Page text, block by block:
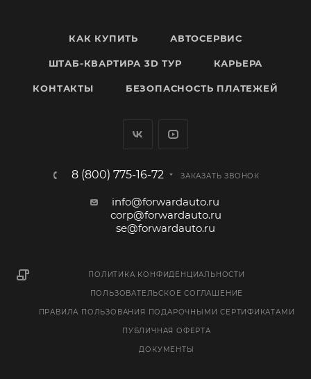
КАК КУПИТЬ АВТОСЕРВИС
ШТАБ-КВАРТИРА 3D ТУР КАРЬЕРА
КОНТАКТЫ БЕЗОПАСНОСТЬ ПЛАТЕЖЕЙ
8 (800) 775-16-72 ЗАКАЗАТЬ ЗВОНОК
info@forwardauto.ru
corp@forwardauto.ru
se@forwardauto.ru
ПОЛИТИКА КОНФИДЕНЦИАЛЬНОСТИ
ПОЛЬЗОВАТЕЛЬСКОЕ СОГЛАШЕНИЕ
ПРАВИЛА ПОЛЬЗОВАНИЯ ПОДАРОЧНЫМИ СЕРТИФИКАТАМИ
ПУБЛИЧНАЯ ОФЕРТА
ДОКУМЕНТЫ